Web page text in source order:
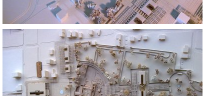
AZİZ NICHOLAOS DEMRE
ANTALYA